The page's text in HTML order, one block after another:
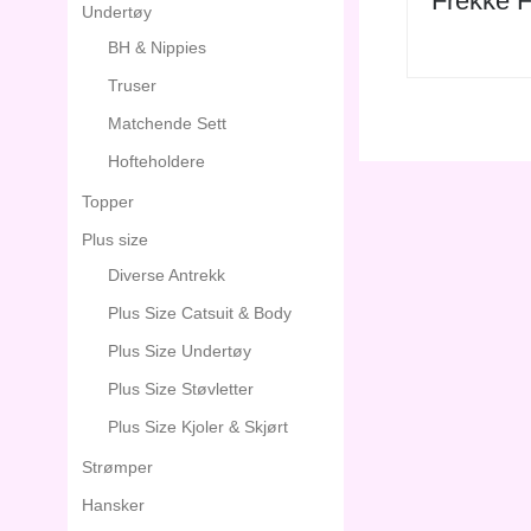
Undertøy
BH & Nippies
Truser
Matchende Sett
Hofteholdere
Topper
Plus size
Diverse Antrekk
Plus Size Catsuit & Body
Plus Size Undertøy
Plus Size Støvletter
Plus Size Kjoler & Skjørt
Strømper
Hansker